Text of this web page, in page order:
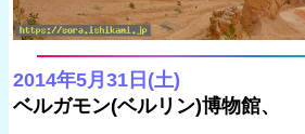
2014年5月31日(土)
ベルガモン(ベルリン)博物館、